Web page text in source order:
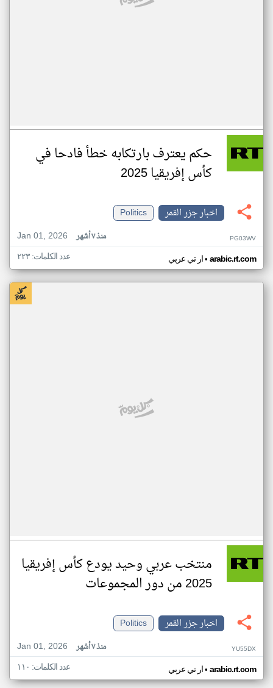
حكم يعترف بارتكابه خطأ فادحا في
كأس إفريقيا 2025
اخبار جزر القمر
Politics
Jan 01, 2026
منذ ٧ أشهر PG03WV
ار تي عربي• arabic.rt.com عدد الكلمات: ٢٢٣
منتخب عربي وحيد يودع كأس إفريقيا
2025 من دور المجموعات
اخبار جزر القمر
Politics
Jan 01, 2026
منذ ٧ أشهر YU55DX
ار تي عربي• arabic.rt.com عدد الكلمات: ١١٠